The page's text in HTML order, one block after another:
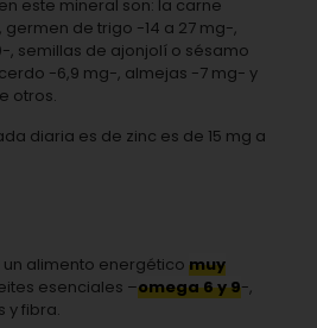
este mineral son: la carne
de trigo -14 a 27 mg-,
, semillas de ajonjolí o sésamo
-6,9 mg-, almejas -7 mg- y
otros.
diaria es de zinc es de 15 mg a
un alimento energético muy
esenciales –omega 6 y 9-,
y fibra.